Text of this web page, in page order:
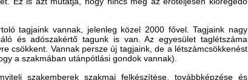
tagjaink vannak, jelenleg közel 2000 fővel. Tagjaink nagy
és adószakértő tagunk is van. Az egyesület taglétszáma
csökkent. Vannak persze új tagjaink, de a létszámcsökkenést
a szakmában utánpótlási gondok vannak).
szakemberek szakmai felkészítése, továbbképzése és